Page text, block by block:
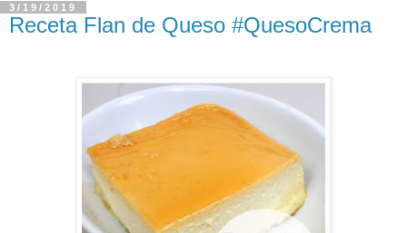
3/19/2019
Receta Flan de Queso #QuesoCrema